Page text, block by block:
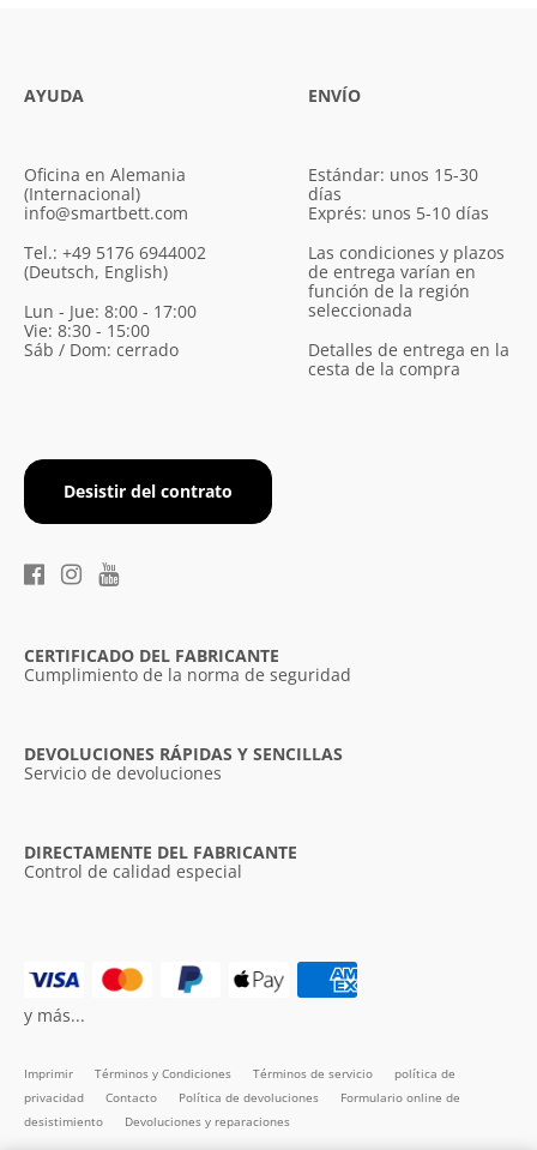
AYUDA
Oficina en Alemania
(Internacional)
info@smartbett.com
Tel.: +49 5176 6944002
(Deutsch, English)
Lun - Jue: 8:00 - 17:00
Vie: 8:30 - 15:00
Sáb / Dom: cerrado
Desistir del contrato
ENVÍO
Estándar: unos 15-30
días
Exprés: unos 5-10 días
Las condiciones y plazos
de entrega varían en
función de la región
seleccionada
Detalles de entrega en la
cesta de la compra
CERTIFICADO DEL FABRICANTE
Cumplimiento de la norma de seguridad
DEVOLUCIONES RÁPIDAS Y SENCILLAS
Servicio de devoluciones
DIRECTAMENTE DEL FABRICANTE
Control de calidad especial
Imprimir Términos y Condiciones Términos de servicio
política de
privacidad
Contacto Política de devoluciones
Formulario online de
desistimiento
Devoluciones y reparaciones
y más...